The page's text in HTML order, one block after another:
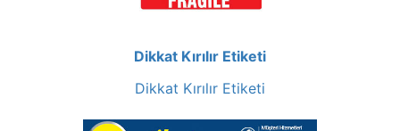
Dikkat Kırılır Etiketi
Dikkat Kırılır Etiketi